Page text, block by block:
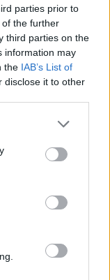
parties prior to
the further
third parties on the
information may
the IAB’s List of
disclose it to other
Η Gen Z
αποταμιεύει
νέες πηγές